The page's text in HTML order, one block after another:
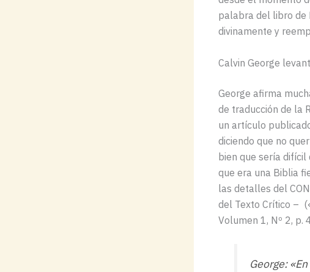
palabra del libro de
divinamente y
Calvin George
George afirma
de traducción de la
un artículo
diciendo que no
bien que sería
que era una Biblia
las detalles del
del Texto Crítico –
Volumen 1, Nº 2, p.
George: